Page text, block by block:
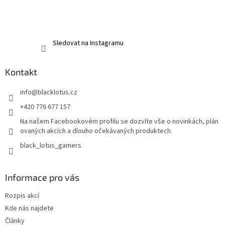
Sledovat na Instagramu
Kontakt
info@blacklotus.cz
+420 776 677 157
Na našem Facebookovém profilu se dozvíte vše o novinkách, plán
ovaných akcích a dlouho očekávaných produktech.
black_lotus_gamers
Informace pro vás
Rozpis akcí
Kde nás najdete
Články